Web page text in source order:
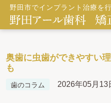
野田市でインプラント治療を
奥歯に虫歯ができやすい
も
歯のコラム 2026年05月13